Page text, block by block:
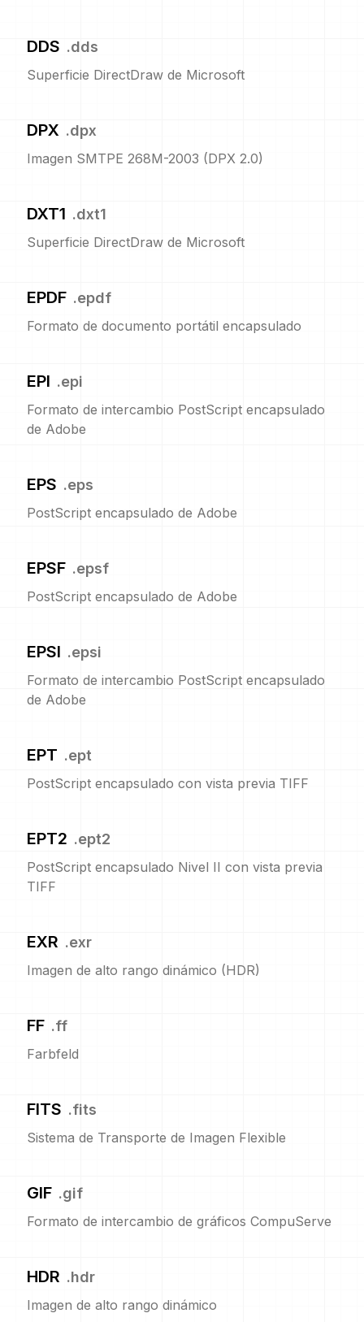
DDS .dds
Superficie DirectDraw de Microsoft
DPX .dpx
Imagen SMTPE 268M-2003 (DPX 2.0)
DXT1 .dxt1
Superficie DirectDraw de Microsoft
EPDF .epdf
Formato de documento portátil encapsulado
EPI .epi
Formato de intercambio PostScript encapsulado
de Adobe
EPS .eps
PostScript encapsulado de Adobe
EPSF .epsf
PostScript encapsulado de Adobe
EPSI .epsi
Formato de intercambio PostScript encapsulado
de Adobe
EPT .ept
PostScript encapsulado con vista previa TIFF
EPT2 .ept2
PostScript encapsulado Nivel II con vista previa
TIFF
EXR .exr
Imagen de alto rango dinámico (HDR)
FF .ff
Farbfeld
FITS .fits
Sistema de Transporte de Imagen Flexible
GIF .gif
Formato de intercambio de gráficos CompuServe
HDR .hdr
Imagen de alto rango dinámico